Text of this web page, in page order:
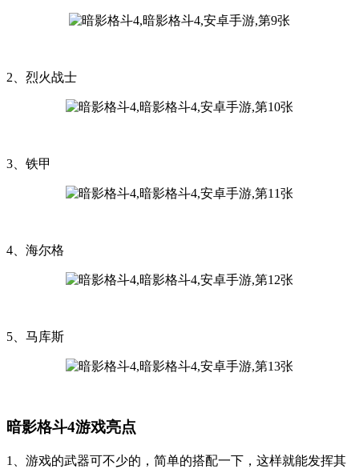
2、烈火战士
3、铁甲
4、海尔格
5、马库斯
暗影格斗4游戏亮点
1、游戏的武器可不少的，简单的搭配一下，这样就能发挥其